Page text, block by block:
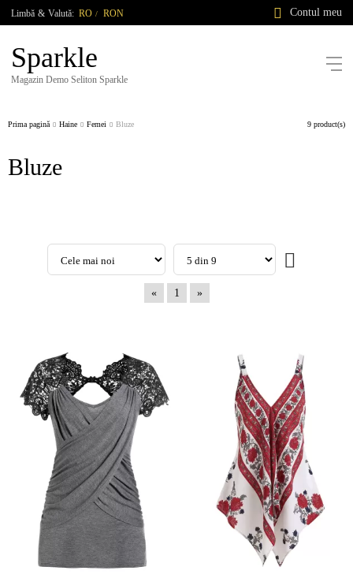
Limbă & Valută: RO / RON Contul meu
Sparkle
Magazin Demo Seliton Sparkle
Prima pagină Haine Femei Bluze 9 product(s)
Bluze
« 1 »